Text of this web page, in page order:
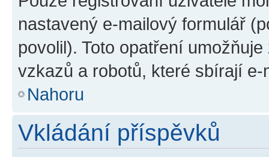
nastavený e-mailový formulář
povolil). Toto opatření
vzkazů a robotů, které sbírají e-
Nahoru
Vkládání příspěvků